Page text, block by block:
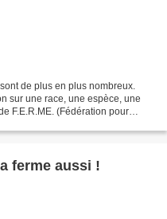
de plus en plus nombreux.
sur une race, une espèce, une
F.E.R.ME. (Fédération pour
ferme aussi !